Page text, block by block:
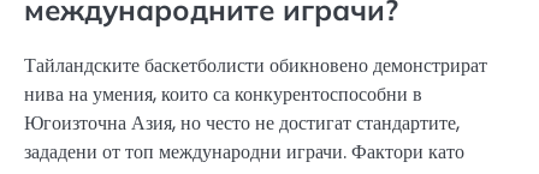
международните играчи?
Тайландските баскетболисти обикновено демонстрират
нива на умения, които са конкурентоспособни в
Югоизточна Азия, но често не достигат стандартите,
зададени от топ международни играчи. Фактори като